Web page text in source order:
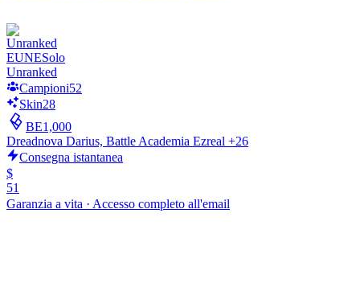
Bel'Veth
Braum
Jhin
Kindred
Zeri
Jinx
Tahm Kench
Briar
Viego
Senna
Lucian
Zed
Kled
EUNESolo
Unranked
Campioni52
Skin28
BE1,000
Dreadnova Darius, Battle Academia Ezreal +26
Consegna istantanea
$
51
Garanzia a vita · Accesso completo all'email